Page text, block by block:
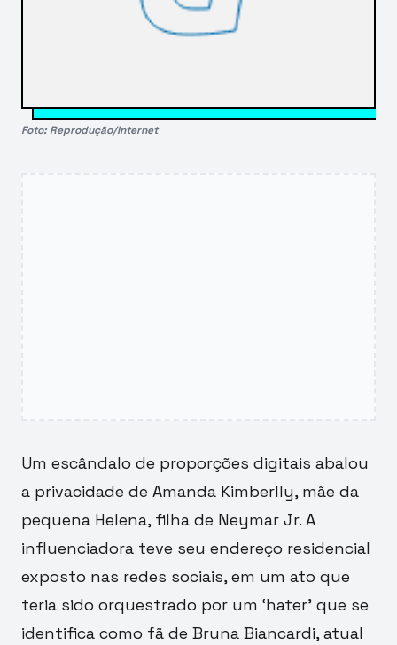
Foto: Reprodução/Internet
Um escândalo de proporções digitais abalou
a privacidade de Amanda Kimberlly, mãe da
pequena Helena, filha de Neymar Jr. A
influenciadora teve seu endereço residencial
exposto nas redes sociais, em um ato que
teria sido orquestrado por um ‘hater’ que se
identifica como fã de Bruna Biancardi, atual